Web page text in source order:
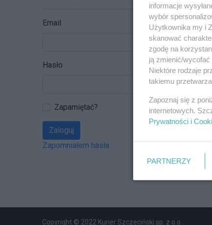
Email
Hasło
Zapamiętać?
Zaloguj
Zapomniałem hasła
Copyright © 2022 Kurier Szczeciński sp. z o.o.
informacje
wybór
Użytkownika my i
skanować
zgodę na
ją zmienić/
Niektóre rodzaje
takiemu
Zapoznaj się z
internetowych.
Prywatności i
PARTNERZY